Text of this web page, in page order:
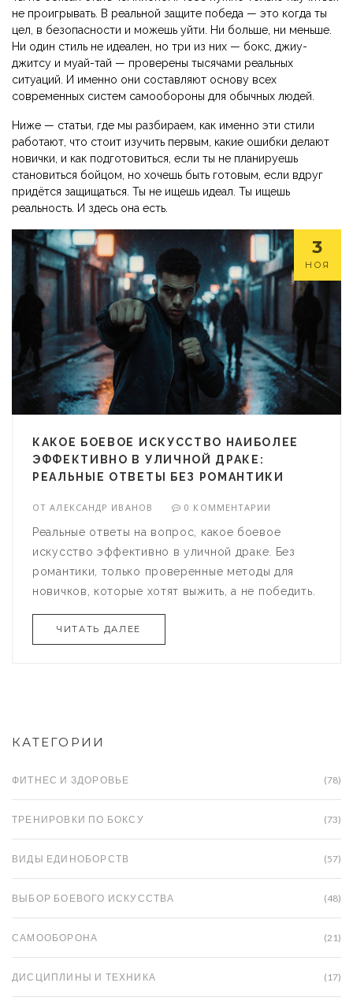
не проигрывать. В реальной защите победа — это когда ты
цел, в безопасности и можешь уйти. Ни больше, ни меньше.
Ни один стиль не идеален, но три из них — бокс, джиу-
джитсу и муай-тай — проверены тысячами реальных
ситуаций. И именно они составляют основу всех
современных систем самообороны для обычных людей.
Ниже — статьи, где мы разбираем, как именно эти стили
работают, что стоит изучить первым, какие ошибки делают
новички, и как подготовиться, если ты не планируешь
становиться бойцом, но хочешь быть готовым, если вдруг
придётся защищаться. Ты не ищешь идеал. Ты ищешь
реальность. И здесь она есть.
3
НОЯ
КАКОЕ БОЕВОЕ ИСКУССТВО НАИБОЛЕЕ
ЭФФЕКТИВНО В УЛИЧНОЙ ДРАКЕ:
РЕАЛЬНЫЕ ОТВЕТЫ БЕЗ РОМАНТИКИ
ОТАЛЕКСАНДР ИВАНОВ 0 КОММЕНТАРИИ
Реальные ответы на вопрос, какое боевое
искусство эффективно в уличной драке. Без
романтики, только проверенные методы для
новичков, которые хотят выжить, а не победить.
ЧИТАТЬ ДАЛЕЕ
КАТЕГОРИИ
ФИТНЕС И ЗДОРОВЬЕ (78)
ТРЕНИРОВКИ ПО БОКСУ (73)
ВИДЫ ЕДИНОБОРСТВ (57)
ВЫБОР БОЕВОГО ИСКУССТВА (48)
САМООБОРОНА (21)
ДИСЦИПЛИНЫ И ТЕХНИКА (17)